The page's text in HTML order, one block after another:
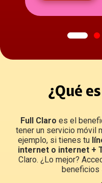
¿Qué es
Full Claro es el
tener un servicio móvil
ejemplo, si tienes tu
internet o internet +
Claro. ¿Lo mejor?
beneficios